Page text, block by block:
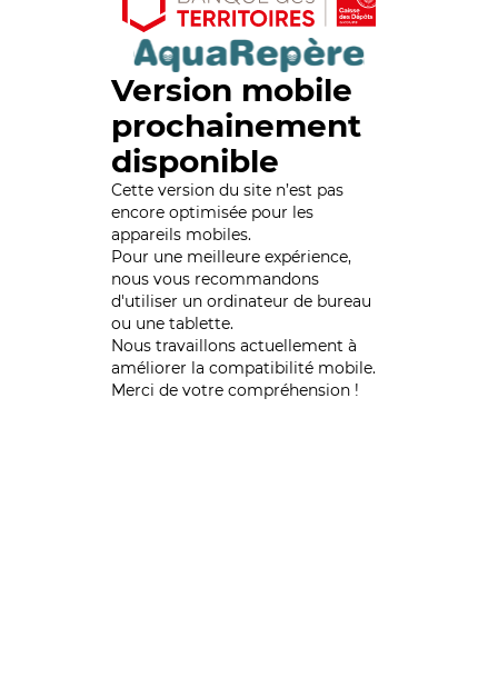
Version mobile
prochainement
disponible
Cette version du site n’est pas
encore optimisée pour les
appareils mobiles.
Pour une meilleure expérience,
nous vous recommandons
d'utiliser un ordinateur de bureau
ou une tablette.
Nous travaillons actuellement à
améliorer la compatibilité mobile.
Merci de votre compréhension !